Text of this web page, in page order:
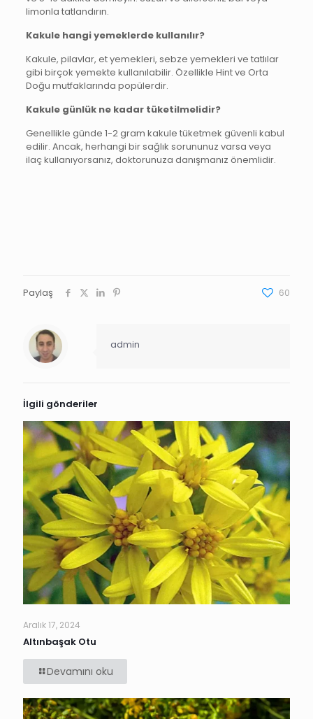
limonla tatlandırın.
Kakule hangi yemeklerde kullanılır?
Kakule, pilavlar, et yemekleri, sebze yemekleri ve tatlılar
gibi birçok yemekte kullanılabilir. Özellikle Hint ve Orta
Doğu mutfaklarında popülerdir.
Kakule günlük ne kadar tüketilmelidir?
Genellikle günde 1-2 gram kakule tüketmek güvenli kabul
edilir. Ancak, herhangi bir sağlık sorununuz varsa veya
ilaç kullanıyorsanız, doktorunuza danışmanız önemlidir.
Paylaş 60
admin
İlgili gönderiler
Aralık 17, 2024
Altınbaşak Otu
Devamını oku